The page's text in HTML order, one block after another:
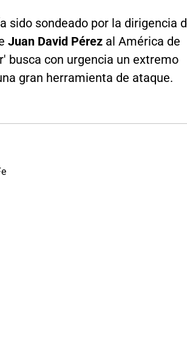
sido sondeado por la dirigencia
Juan David Pérezal América de
busca con urgencia un extremo
gran herramienta de ataque.